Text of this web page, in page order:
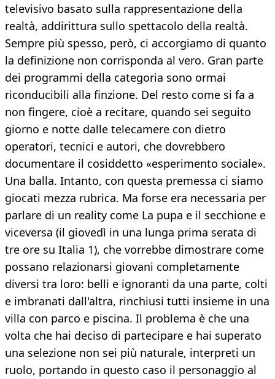
televisivo basato sulla rappresentazione della
realtà, addirittura sullo spettacolo della realtà.
Sempre più spesso, però, ci accorgiamo di quanto
la definizione non corrisponda al vero. Gran parte
dei programmi della categoria sono ormai
riconducibili alla finzione. Del resto come si fa a
non fingere, cioè a recitare, quando sei seguito
giorno e notte dalle telecamere con dietro
operatori, tecnici e autori, che dovrebbero
documentare il cosiddetto «esperimento sociale».
Una balla. Intanto, con questa premessa ci siamo
giocati mezza rubrica. Ma forse era necessaria per
parlare di un reality come La pupa e il secchione e
viceversa (il giovedì in una lunga prima serata di
tre ore su Italia 1), che vorrebbe dimostrare come
possano relazionarsi giovani completamente
diversi tra loro: belli e ignoranti da una parte, colti
e imbranati dall'altra, rinchiusi tutti insieme in una
villa con parco e piscina. Il problema è che una
volta che hai deciso di partecipare e hai superato
una selezione non sei più naturale, interpreti un
ruolo, portando in questo caso il personaggio al